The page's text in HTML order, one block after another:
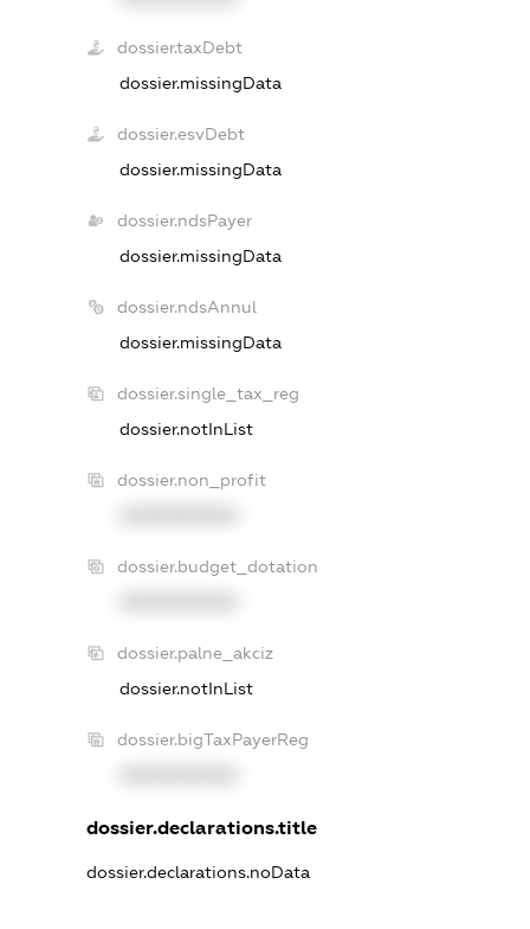
dossier.taxDebt
dossier.missingData
dossier.esvDebt
dossier.missingData
dossier.ndsPayer
dossier.missingData
dossier.ndsAnnul
dossier.missingData
dossier.single_tax_reg
dossier.notInList
dossier.non_profit
dossier.budget_dotation
dossier.palne_akciz
dossier.notInList
dossier.bigTaxPayerReg
dossier.declarations.title
dossier.declarations.noData